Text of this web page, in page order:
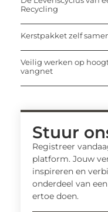
Recycling
Kerstpakket zelf
Veilig werken op
vangnet
Stuur
Registreer
platform. Jouw
inspireren en
onderdeel van
ertoe doen.